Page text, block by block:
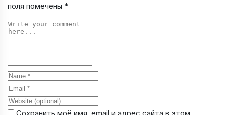
поля помечены *
Comment
Name
Email
Website
Сохранить моё имя, email и адрес сайта в этом